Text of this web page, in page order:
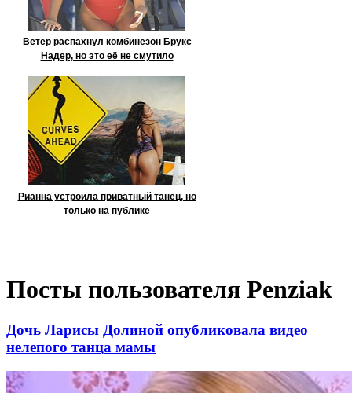
Ветер распахнул комбинезон Брукс
Надер, но это её не смутило
Рианна устроила приватный танец, но
только на публике
Посты пользователя Penziak
Дочь Ларисы Долиной опубликовала видео
нелепого танца мамы